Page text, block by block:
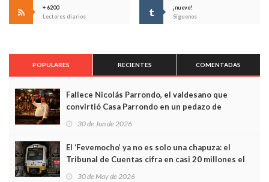
+ 6200
Lectores diarios
¡nuevo!
Síguenos
POPULARES RECIENTES COMENTADAS
Fallece Nicolás Parrondo, el valdesano que
convirtió Casa Parrondo en un pedazo de
Asturias en Madrid
30 de Jun de 2026
El ‘Fevemocho’ ya no es solo una chapuza: el
Tribunal de Cuentas cifra en casi 20 millones el
sobrecoste de los trenes que no cabían por los
30 de May de 2026